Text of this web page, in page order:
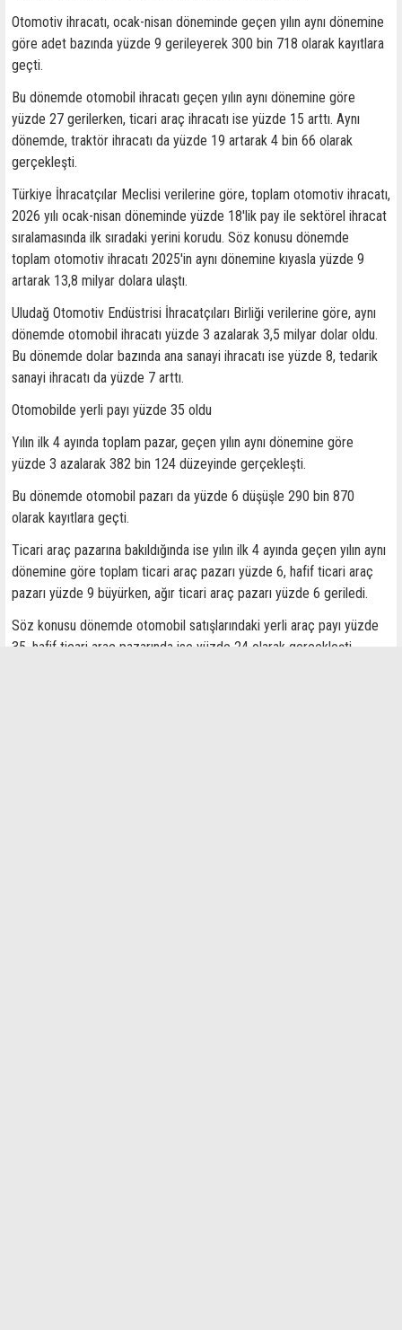
Otomotiv ihracatı, ocak-nisan döneminde geçen yılın aynı dönemine
göre adet bazında yüzde 9 gerileyerek 300 bin 718 olarak kayıtlara
geçti.
Bu dönemde otomobil ihracatı geçen yılın aynı dönemine göre
yüzde 27 gerilerken, ticari araç ihracatı ise yüzde 15 arttı. Aynı
dönemde, traktör ihracatı da yüzde 19 artarak 4 bin 66 olarak
gerçekleşti.
Türkiye İhracatçılar Meclisi verilerine göre, toplam otomotiv ihracatı,
2026 yılı ocak-nisan döneminde yüzde 18'lik pay ile sektörel ihracat
sıralamasında ilk sıradaki yerini korudu. Söz konusu dönemde
toplam otomotiv ihracatı 2025'in aynı dönemine kıyasla yüzde 9
artarak 13,8 milyar dolara ulaştı.
Uludağ Otomotiv Endüstrisi İhracatçıları Birliği verilerine göre, aynı
dönemde otomobil ihracatı yüzde 3 azalarak 3,5 milyar dolar oldu.
Bu dönemde dolar bazında ana sanayi ihracatı ise yüzde 8, tedarik
sanayi ihracatı da yüzde 7 arttı.
Otomobilde yerli payı yüzde 35 oldu
Yılın ilk 4 ayında toplam pazar, geçen yılın aynı dönemine göre
yüzde 3 azalarak 382 bin 124 düzeyinde gerçekleşti.
Bu dönemde otomobil pazarı da yüzde 6 düşüşle 290 bin 870
olarak kayıtlara geçti.
Ticari araç pazarına bakıldığında ise yılın ilk 4 ayında geçen yılın aynı
dönemine göre toplam ticari araç pazarı yüzde 6, hafif ticari araç
pazarı yüzde 9 büyürken, ağır ticari araç pazarı yüzde 6 geriledi.
Söz konusu dönemde otomobil satışlarındaki yerli araç payı yüzde
35, hafif ticari araç pazarında ise yüzde 24 olarak gerçekleşti.